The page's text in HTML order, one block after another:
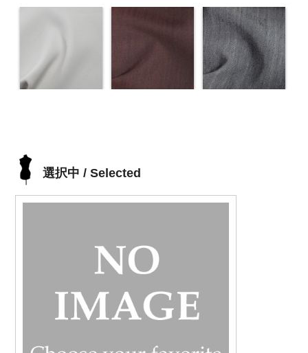
選択中 / Selected